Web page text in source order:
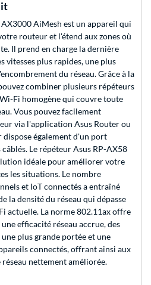
AiMesh est un appareil qui
routeur et l'étend aux zones où
Il prend en charge la dernière
vitesses plus rapides, une plus
du réseau. Grâce à la
combiner plusieurs répéteurs
Fi homogène qui couvre toute
Vous pouvez facilement
via l'application Asus Router ou
également d'un port
Le répéteur Asus RP-AX58
idéale pour améliorer votre
les situations. Le nombre
et IoT connectés a entraîné
la densité du réseau qui dépasse
actuelle. La norme 802.11ax offre
efficacité réseau accrue, des
plus grande portée et une
connectés, offrant ainsi aux
nettement améliorée.